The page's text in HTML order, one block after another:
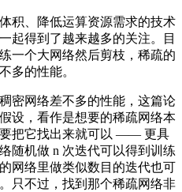
、降低运算资源需求的技术
起得到了越来越多的关注。目
一个大网络然后剪枝，稀疏的
多的性能。
网络差不多的性能，这篇论
设，看作是想要的稀疏网络本
把它找出来就可以 —— 更具
随机做 n 次迭代可以得到训练
网络里做类似数目的迭代也可
只不过，找到那个稀疏网络非